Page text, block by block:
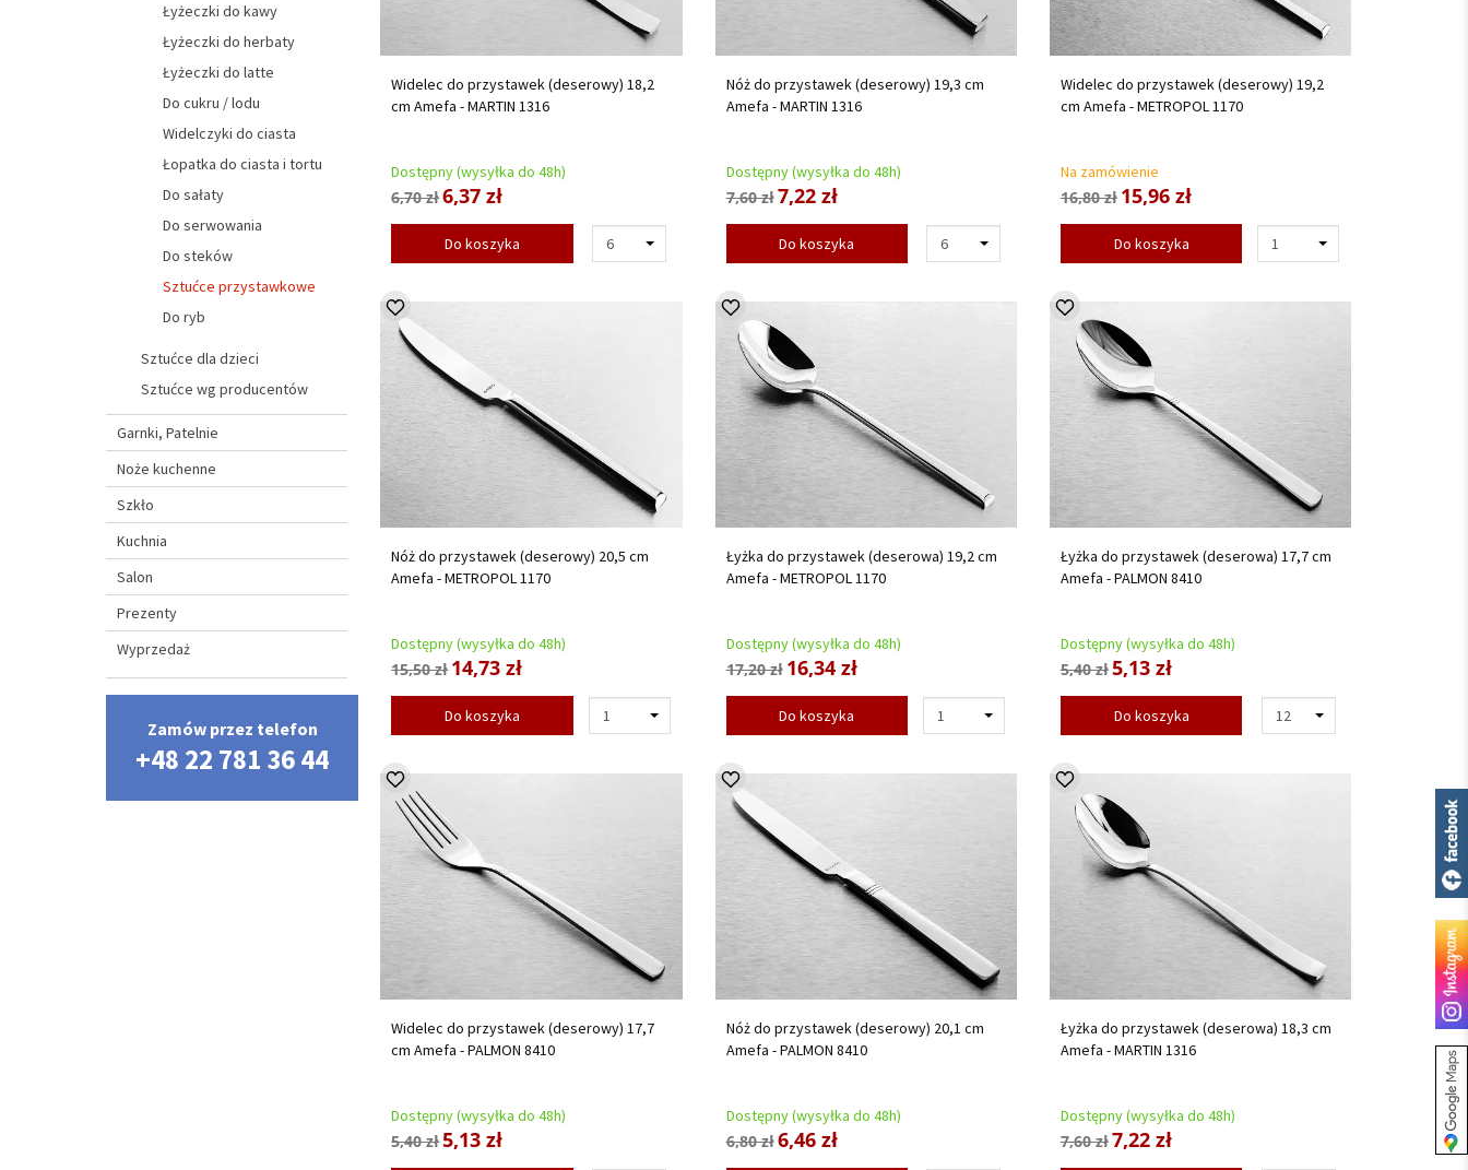
Widelec do przystawek (deserowy) 18,2
cm Amefa - MARTIN 1316
Dostępny (wysyłka do 48h)
6,70 zł6,37 zł
Do koszyka
Nóż do przystawek (deserowy) 19,3 cm
Amefa - MARTIN 1316
Dostępny (wysyłka do 48h)
7,60 zł7,22 zł
Do koszyka
Widelec do przystawek (deserowy) 19,2
cm Amefa - METROPOL 1170
Na zamówienie
16,80 zł 15,96 zł
Do koszyka
Nóż do przystawek (deserowy) 20,5 cm
Amefa - METROPOL 1170
Dostępny (wysyłka do 48h)
15,50 zł14,73 zł
Do koszyka
Łyżka do przystawek (deserowa) 19,2 cm
Amefa - METROPOL 1170
Dostępny (wysyłka do 48h)
17,20 zł 16,34 zł
Do koszyka
Łyżka do przystawek (deserowa) 17,7 cm
Amefa - PALMON 8410
Dostępny (wysyłka do 48h)
5,40 zł5,13 zł
Do koszyka
Widelec do przystawek (deserowy) 17,7
cm Amefa - PALMON 8410
Dostępny (wysyłka do 48h)
5,40 zł5,13 zł
Nóż do przystawek (deserowy) 20,1 cm
Amefa - PALMON 8410
Dostępny (wysyłka do 48h)
6,80 zł6,46 zł
Łyżka do przystawek (deserowa) 18,3 cm
Amefa - MARTIN 1316
Dostępny (wysyłka do 48h)
7,60 zł7,22 zł
Łyżeczki do kawy
Łyżeczki do herbaty
Łyżeczki do latte
Do cukru / lodu
Widelczyki do ciasta
Łopatka do ciasta i tortu
Do sałaty
Do serwowania
Do steków
Sztućce przystawkowe
Do ryb
Sztućce dla dzieci
Sztućce wg producentów
Garnki, Patelnie
Noże kuchenne
Szkło
Kuchnia
Salon
Prezenty
Wyprzedaż
Zamów przez telefon
+48 22 781 36 44